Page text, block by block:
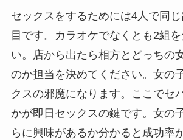
セックスをするためには4人で同
目です。カラオケでなくとも2組
い。店から出たら相方とどっちの
のか担当を決めてください。女の
クスの邪魔になります。ここでセ
かが即日セックスの鍵です。女の
らに興味があるか分かると成功率